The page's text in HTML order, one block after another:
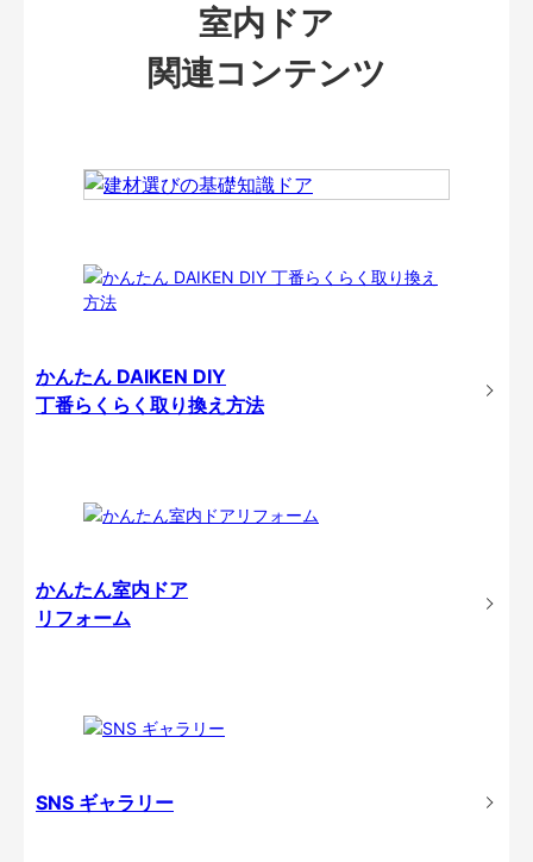
室内ドア
関連コンテンツ
かんたん DAIKEN DIY
丁番らくらく取り換え方法
かんたん室内ドア
リフォーム
SNS ギャラリー